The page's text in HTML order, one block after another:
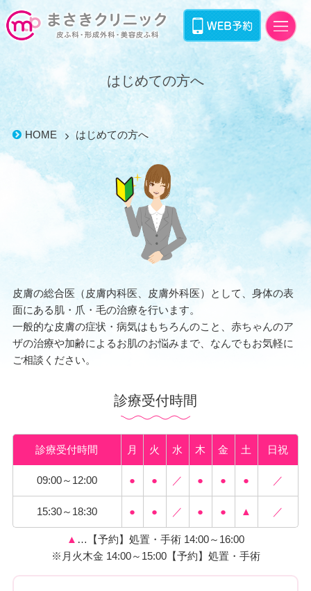
はじめての方へ
HOME はじめての方へ
皮膚の総合医（皮膚内科医、皮膚外科医）として、身体の表
面にある肌・爪・毛の治療を行います。
一般的な皮膚の症状・病気はもちろんのこと、赤ちゃんのア
ザの治療や加齢によるお肌のお悩みまで、なんでもお気軽に
ご相談ください。
診療受付時間
診療受付時間 月 火 水 木 金 土 日祝
09:00～12:00 ● ● ／ ● ● ● ／
15:30～18:30 ● ● ／ ● ● ▲ ／
▲ …【予約】処置・手術 14:00～16:00
※月火木金 14:00～15:00【予約】処置・手術